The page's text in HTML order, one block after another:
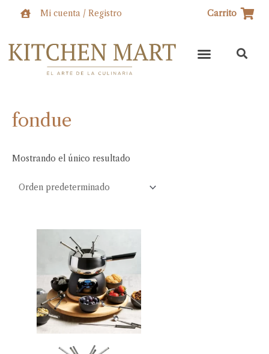
Mi cuenta / Registro Carrito
fondue
Mostrando el único resultado